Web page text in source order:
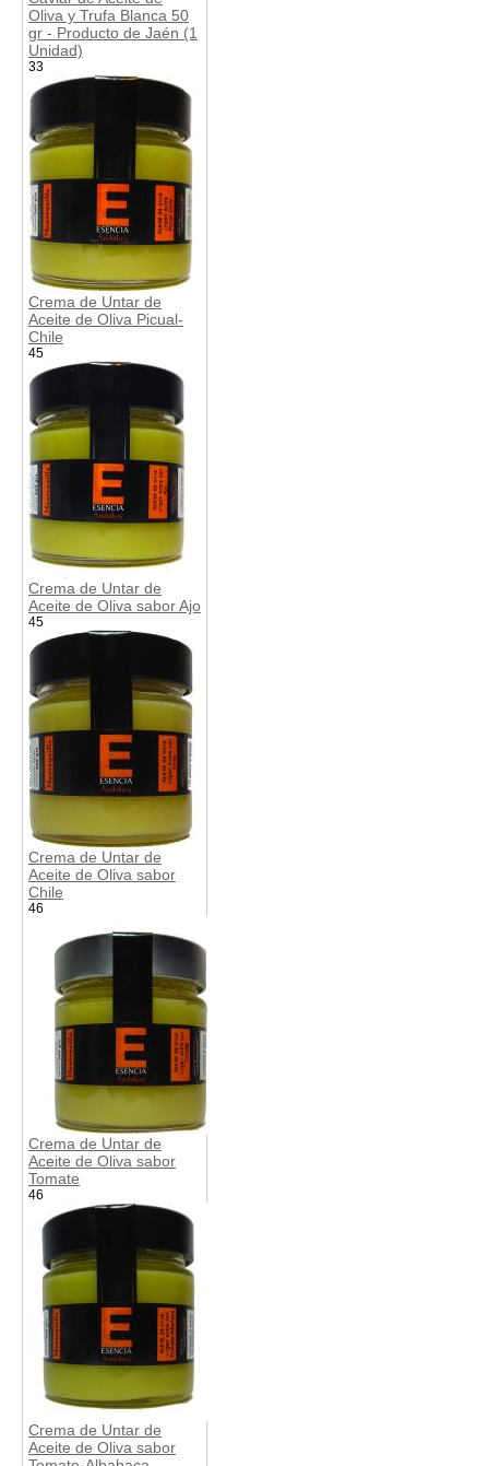
Oliva y Trufa Blanca 50
gr - Producto de Jaén (1
Unidad)
33
Crema de Untar de
Aceite de Oliva Picual-
Chile
45
Crema de Untar de
Aceite de Oliva sabor Ajo
45
Crema de Untar de
Aceite de Oliva sabor
Chile
46
Crema de Untar de
Aceite de Oliva sabor
Tomate
46
Crema de Untar de
Aceite de Oliva sabor